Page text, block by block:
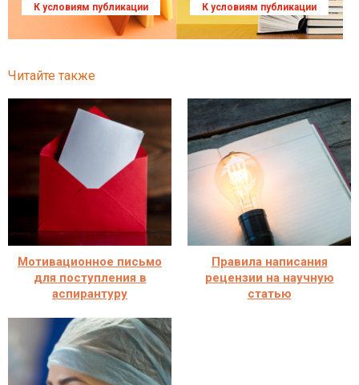
К условиям публикации К условиям публикации
Читайте также
Мотивационное письмо
для поступления в
аспирантуру
Правила написания
рецензии на научную
статью